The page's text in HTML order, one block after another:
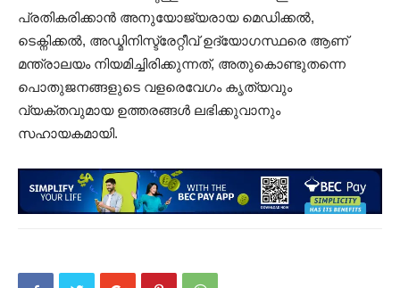
പ്രതികരിക്കാൻ അനുയോജ്യരായ മെഡിക്കൽ,
ടെക്നിക്കൽ, അഡ്മിനിസ്ട്രേറ്റീവ് ഉദ്യോഗസ്ഥരെ ആണ്
മന്ത്രാലയം നിയമിച്ചിരിക്കുന്നത്, അതുകൊണ്ടുതന്നെ
പൊതുജനങ്ങളുടെ വളരെവേഗം കൃത്യവും
വ്യക്തവുമായ ഉത്തരങ്ങൾ ലഭിക്കുവാനും
സഹായകമായി.